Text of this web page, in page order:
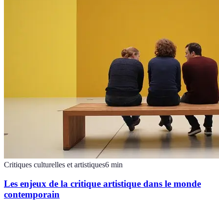
Critiques culturelles et artistiques6 min
Les enjeux de la critique artistique dans le monde
contemporain